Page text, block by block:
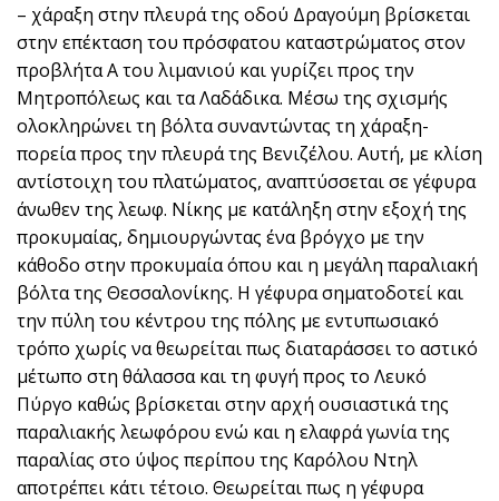
– χάραξη στην πλευρά της οδού Δραγούμη βρίσκεται
στην επέκταση του πρόσφατου καταστρώματος στον
προβλήτα Α του λιμανιού και γυρίζει προς την
Μητροπόλεως και τα Λαδάδικα. Μέσω της σχισμής
ολοκληρώνει τη βόλτα συναντώντας τη χάραξη-
πορεία προς την πλευρά της Βενιζέλου. Αυτή, με κλίση
αντίστοιχη του πλατώματος, αναπτύσσεται σε γέφυρα
άνωθεν της λεωφ. Νίκης με κατάληξη στην εξοχή της
προκυμαίας, δημιουργώντας ένα βρόγχο με την
κάθοδο στην προκυμαία όπου και η μεγάλη παραλιακή
βόλτα της Θεσσαλονίκης. Η γέφυρα σηματοδοτεί και
την πύλη του κέντρου της πόλης με εντυπωσιακό
τρόπο χωρίς να θεωρείται πως διαταράσσει το αστικό
μέτωπο στη θάλασσα και τη φυγή προς το Λευκό
Πύργο καθώς βρίσκεται στην αρχή ουσιαστικά της
παραλιακής λεωφόρου ενώ και η ελαφρά γωνία της
παραλίας στο ύψος περίπου της Καρόλου Ντηλ
αποτρέπει κάτι τέτοιο. Θεωρείται πως η γέφυρα